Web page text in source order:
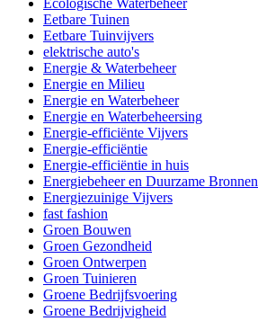
Ecologische Waterbeheer
Eetbare Tuinen
Eetbare Tuinvijvers
elektrische auto's
Energie & Waterbeheer
Energie en Milieu
Energie en Waterbeheer
Energie en Waterbeheersing
Energie-efficiënte Vijvers
Energie-efficiëntie
Energie-efficiëntie in huis
Energiebeheer en Duurzame Bronnen
Energiezuinige Vijvers
fast fashion
Groen Bouwen
Groen Gezondheid
Groen Ontwerpen
Groen Tuinieren
Groene Bedrijfsvoering
Groene Bedrijvigheid